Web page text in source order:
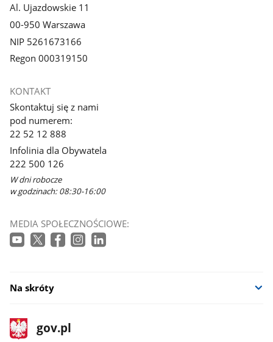
Al. Ujazdowskie 11
00-950 Warszawa
NIP 5261673166
Regon 000319150
KONTAKT
Skontaktuj się z nami
pod numerem:
22 52 12 888
Infolinia dla Obywatela
222 500 126
W dni robocze
w godzinach: 08:30-16:00
MEDIA SPOŁECZNOŚCIOWE:
Na skróty
stopka
gov.pl
Strona
gov.pl